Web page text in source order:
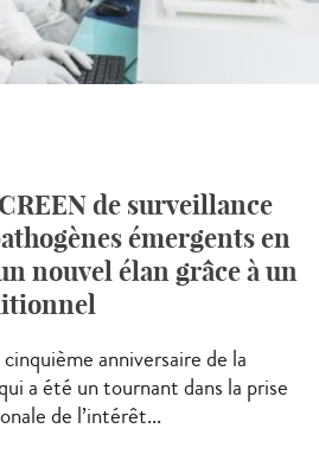
de surveillance
émergents en
nouvel élan grâce à un
anniversaire de la
a été un tournant dans la prise
de l’intérêt...